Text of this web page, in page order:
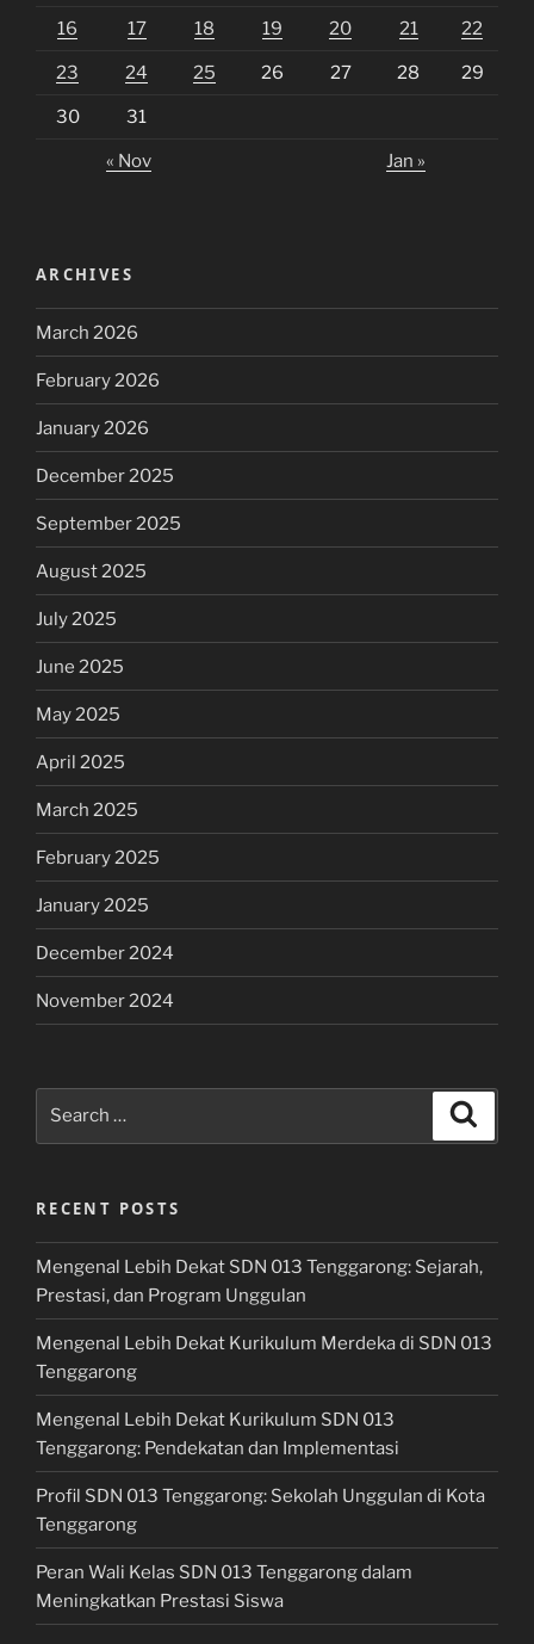
16 17 18 19 20 21 22
23 24 25 26 27 28 29
30 31
« Nov Jan »
ARCHIVES
March 2026
February 2026
January 2026
December 2025
September 2025
August 2025
July 2025
June 2025
May 2025
April 2025
March 2025
February 2025
January 2025
December 2024
November 2024
RECENT POSTS
Mengenal Lebih Dekat SDN 013 Tenggarong: Sejarah,
Prestasi, dan Program Unggulan
Mengenal Lebih Dekat Kurikulum Merdeka di SDN 013
Tenggarong
Mengenal Lebih Dekat Kurikulum SDN 013
Tenggarong: Pendekatan dan Implementasi
Profil SDN 013 Tenggarong: Sekolah Unggulan di Kota
Tenggarong
Peran Wali Kelas SDN 013 Tenggarong dalam
Meningkatkan Prestasi Siswa